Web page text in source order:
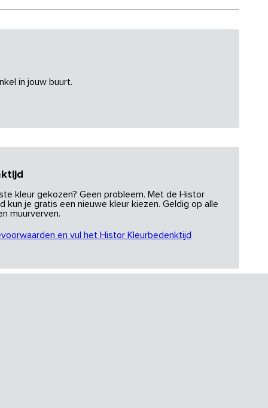
in jouw buurt.
kleur gekozen? Geen probleem. Met de Histor
kun je gratis een nieuwe kleur kiezen. Geldig op alle
muurverven.
en vul het Histor Kleurbedenktijd